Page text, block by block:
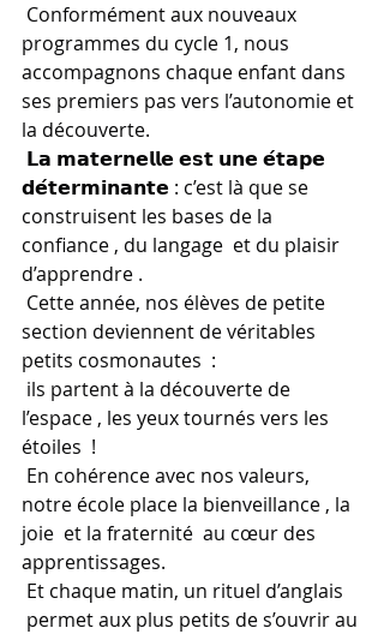
Conformément aux nouveaux
programmes du cycle 1, nous
accompagnons chaque enfant dans
ses premiers pas vers l’autonomie et
la découverte.
𝗟𝗮 𝗺𝗮𝘁𝗲𝗿𝗻𝗲𝗹𝗹𝗲 𝗲𝘀𝘁 𝘂𝗻𝗲 𝗲́𝘁𝗮𝗽𝗲
𝗱𝗲́𝘁𝗲𝗿𝗺𝗶𝗻𝗮𝗻𝘁𝗲 : c’est là que se
construisent les bases de la
confiance , du langage  et du plaisir
d’apprendre .
Cette année, nos élèves de petite
section deviennent de véritables
petits cosmonautes  :
ils partent à la découverte de
l’espace , les yeux tournés vers les
étoiles  !
En cohérence avec nos valeurs,
notre école place la bienveillance , la
joie  et la fraternité  au cœur des
apprentissages.
Et chaque matin, un rituel d’anglais
permet aux plus petits de s’ouvrir au